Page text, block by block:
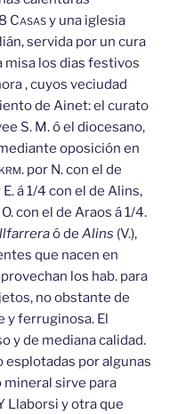
Casasy una iglesia
servida por un cura
misa los dias festivos
, cuyos veciudad
de Ainet: el curato
S. M. ó el diocesano,
oposición en
por N. con el de
á 1/4 con el de Alins,
con el de Araos á 1/4.
ó de Alins (V.),
que nacen en
los hab. para
no obstante de
y ferruginosa. El
y de mediana calidad.
esplotadas por algunas
mineral sirve para
Llaborsi y otra que